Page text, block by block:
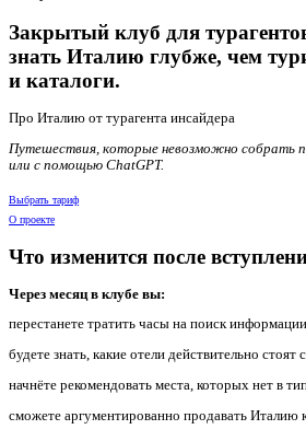
Закрытый клуб для
знать Италию глубже, чем
и каталоги.
Про Италию от турагента инсайдера
Путешествия, которые невозможно собрать
или с помощью ChatGPT.
Выбрать тариф
О проекте
Что изменится после
Через месяц в клубе вы:
перестанете тратить часы на поиск информации
будете знать, какие отели действительно стоят
начнёте рекомендовать места, которых нет в
сможете аргументированно продавать Италию